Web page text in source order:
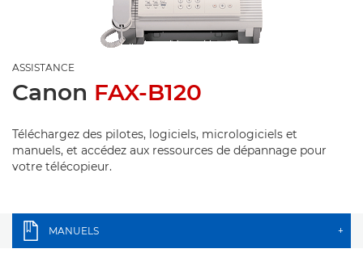
ASSISTANCE
Canon FAX-B120
Téléchargez des pilotes, logiciels, micrologiciels et
manuels, et accédez aux ressources de dépannage pour
votre télécopieur.
MANUELS +